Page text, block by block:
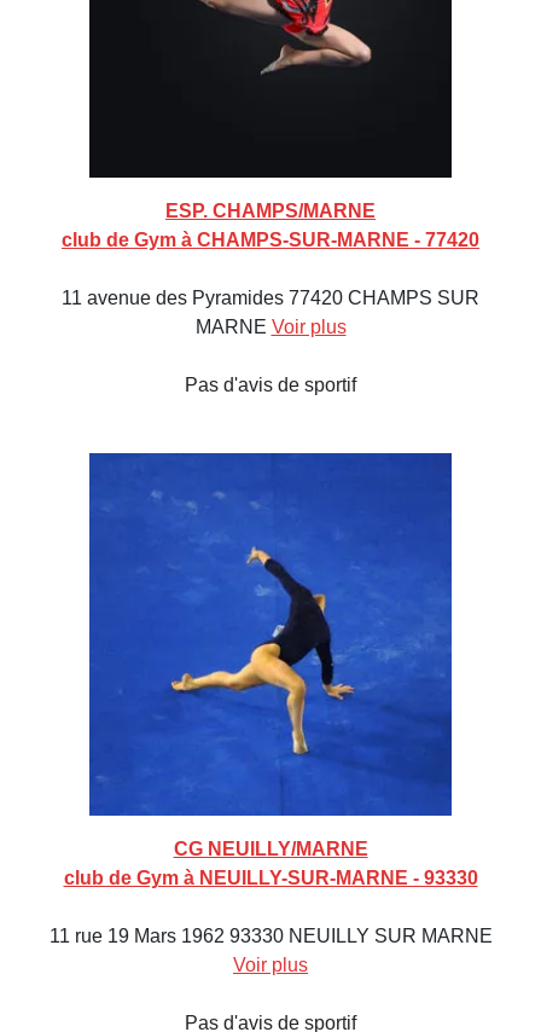
ESP. CHAMPS/MARNE
club de Gym à CHAMPS-SUR-MARNE - 77420
11 avenue des Pyramides 77420 CHAMPS SUR
MARNE Voir plus
Pas d'avis de sportif
CG NEUILLY/MARNE
club de Gym à NEUILLY-SUR-MARNE - 93330
11 rue 19 Mars 1962 93330 NEUILLY SUR MARNE
Voir plus
Pas d'avis de sportif